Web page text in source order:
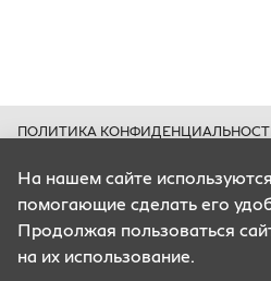
ПОЛИТИКА
Цены носят информационный характер
являются публичной офертой,
ГК РФ.
Все содержащиеся на Сайте сведения
информационный характер и не
На нашем сайте
помогающие сделать его
Продолжая пользоваться
на их использование.